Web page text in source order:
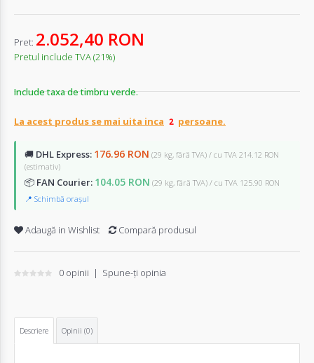
Pret: 2.052,40 RON
Pretul include TVA (21%)
Include taxa de timbru verde.
La acest produs se mai uita inca persoane.
🚚 DHL Express: 176.96 RON (29 kg, fără TVA) / cu TVA 214.12 RON
(estimativ)
📦 FAN Courier: 104.05 RON (29 kg, fără TVA) / cu TVA 125.90 RON
📍 Schimbă orașul
Adaugă in Wishlist Compară produsul
0 opinii | Spune-ţi opinia
Descriere Opinii (0)